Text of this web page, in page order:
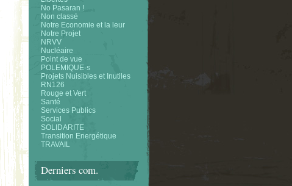
No Pasaran !
Non classé
Notre Economie et la leur
Notre Projet
NRVV
Nucléaire
Point de vue
POLEMIQUE-s
Projets Nuisibles et Inutiles
RN126
Rouge et Vert
Santé
Services Publics
Social
SOLIDARITE
Transition Energétique
TRAVAIL
Derniers com.